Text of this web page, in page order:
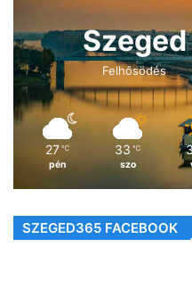
Szeged
Felhősödés
27 ℃
pén
33 ℃
szo
SZEGED365 FACEBOOK